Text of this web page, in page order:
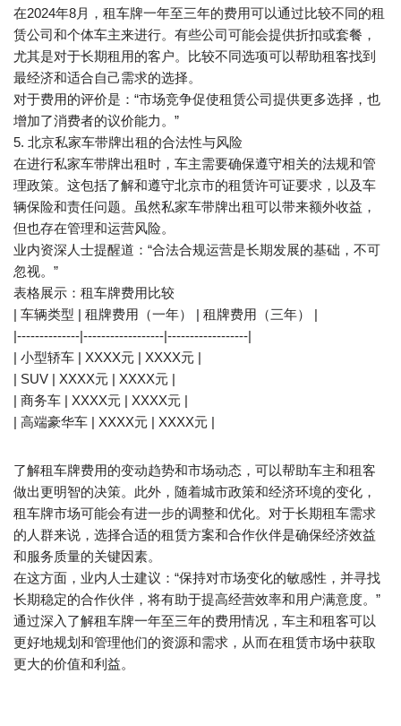
在2024年8月，租车牌一年至三年的费用可以通过比较不同的租
赁公司和个体车主来进行。有些公司可能会提供折扣或套餐，
尤其是对于长期租用的客户。比较不同选项可以帮助租客找到
最经济和适合自己需求的选择。
对于费用的评价是：“市场竞争促使租赁公司提供更多选择，也
增加了消费者的议价能力。”
5. 北京私家车带牌出租的合法性与风险
在进行私家车带牌出租时，车主需要确保遵守相关的法规和管
理政策。这包括了解和遵守北京市的租赁许可证要求，以及车
辆保险和责任问题。虽然私家车带牌出租可以带来额外收益，
但也存在管理和运营风险。
业内资深人士提醒道：“合法合规运营是长期发展的基础，不可
忽视。”
表格展示：租车牌费用比较
| 车辆类型 | 租牌费用（一年） | 租牌费用（三年） |
|--------------|------------------|------------------|
| 小型轿车 | XXXX元 | XXXX元 |
| SUV | XXXX元 | XXXX元 |
| 商务车 | XXXX元 | XXXX元 |
| 高端豪华车 | XXXX元 | XXXX元 |
了解租车牌费用的变动趋势和市场动态，可以帮助车主和租客
做出更明智的决策。此外，随着城市政策和经济环境的变化，
租车牌市场可能会有进一步的调整和优化。对于长期租车需求
的人群来说，选择合适的租赁方案和合作伙伴是确保经济效益
和服务质量的关键因素。
在这方面，业内人士建议：“保持对市场变化的敏感性，并寻找
长期稳定的合作伙伴，将有助于提高经营效率和用户满意度。”
通过深入了解租车牌一年至三年的费用情况，车主和租客可以
更好地规划和管理他们的资源和需求，从而在租赁市场中获取
更大的价值和利益。